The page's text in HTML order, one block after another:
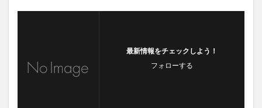
最新情報をチェックしよう！
フォローする